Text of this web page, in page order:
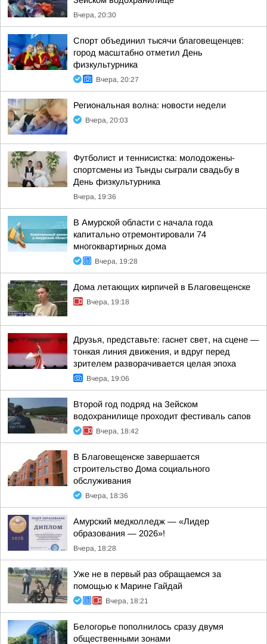
Вчера, 20:30
Спорт объединил тысячи благовещенцев:
город масштабно отметил День
физкультурника
Вчера, 20:27
Региональная волна: новости недели
Вчера, 20:03
Футболист и теннисистка: молодожены-
спортсмены из Тынды сыграли свадьбу в
День физкультурника
Вчера, 19:36
В Амурской области с начала года
капитально отремонтировали 74
многоквартирных дома
Вчера, 19:28
Дома летающих кирпичей в Благовещенске
Вчера, 19:18
Друзья, представьте: гаснет свет, на сцене —
тонкая линия движения, и вдруг перед
зрителем разворачивается целая эпоха
Вчера, 19:06
Второй год подряд на Зейском
водохранилище проходит фестиваль сапов
Вчера, 18:42
В Благовещенске завершается
строительство Дома социального
обслуживания
Вчера, 18:36
Амурский медколледж — «Лидер
образования — 2026»!
Вчера, 18:28
Уже не в первый раз обращаемся за
помощью к Марине Гайдай
Вчера, 18:21
Белогорье пополнилось сразу двумя
общественными зонами